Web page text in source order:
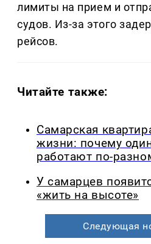
лимиты на прием и
судов. Из-за этого
рейсов.
Читайте также:
Самарская
жизни: почему
работают по-
У самарцев
«жить на высоте»
Следующая